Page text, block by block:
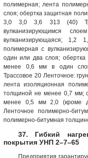
полимерная; лента
слоя; обертка защитная
3,0 3,0 3,6 313 (40)
вулканизирующимся
вулканизирующаяся; 1,2
полимерная с
один или два слоя;
менее 0,6 мм в один
Трассовое 20 Ленточное:
лента изоляционная
толщиной не менее 0,7 мм;
менее 0,5 мм 2,0 (кроме
Ленточное полимерно-
полимерно-битумная
37. Гибкий
покрытия УНП 2–7–65
Предприятия